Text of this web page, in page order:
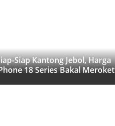
Siap Kantong Jebol, Harga
18 Series Bakal Meroket